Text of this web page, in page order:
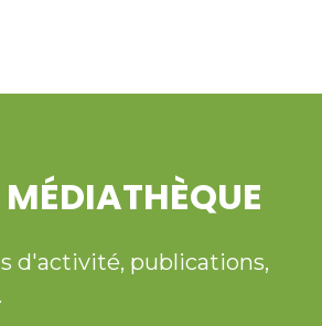
d'activité, publications,